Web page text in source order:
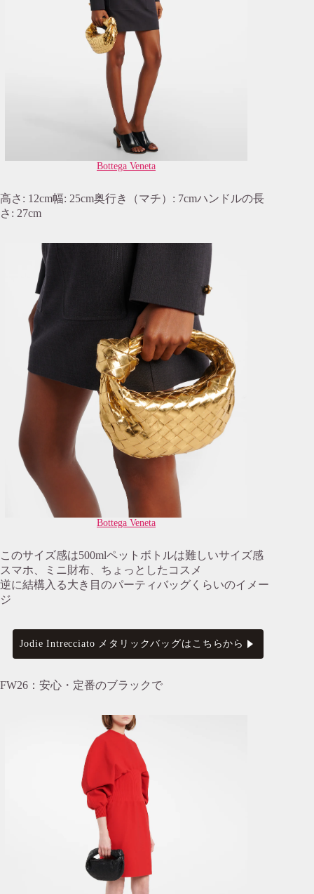
Bottega Veneta
高さ: 12cm幅: 25cm奥行き（マチ）: 7cmハンドルの長
さ: 27cm
Bottega Veneta
このサイズ感は500mlペットボトルは難しいサイズ感
スマホ、ミニ財布、ちょっとしたコスメ
逆に結構入る大き目のパーティバッグくらいのイメー
ジ
Jodie Intrecciato メタリックバッグはこちらから
FW26：安心・定番のブラックで